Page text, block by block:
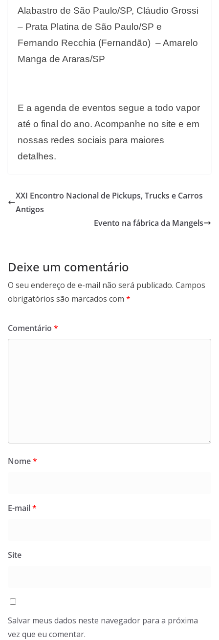
Alabastro de São Paulo/SP, Cláudio Grossi
– Prata Platina de São Paulo/SP e
Fernando Recchia (Fernandão) – Amarelo
Manga de Araras/SP
E a agenda de eventos segue a todo vapor
até o final do ano. Acompanhe no site e em
nossas redes sociais para maiores
detalhes.
XXI Encontro Nacional de Pickups, Trucks e Carros
Antigos
Evento na fábrica da Mangels
Deixe um comentário
O seu endereço de e-mail não será publicado. Campos
obrigatórios são marcados com *
Comentário *
Nome*
E-mail*
Site
Salvar meus dados neste navegador para a próxima
vez que eu comentar.